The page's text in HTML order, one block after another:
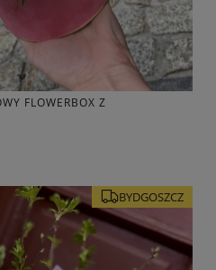
FLOWERBOX Z
BYDGOSZCZ